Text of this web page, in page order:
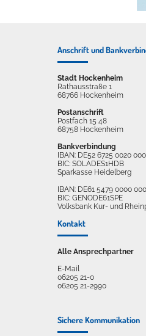
Anschrift und
Stadt Hockenheim
Rathausstraße 1
68766 Hockenheim
Postanschrift
Postfach 15 48
68758 Hockenheim
Bankverbindung
IBAN: DE52 6725 0020
BIC: SOLADES1HDB
Sparkasse Heidelberg
IBAN: DE61 5479 0000
BIC: GENODE61SPE
Volksbank Kur- und
Kontakt
Alle Ansprechpartner
E-Mail
06205 21-0
06205 21-2990
Sichere Kommunikation